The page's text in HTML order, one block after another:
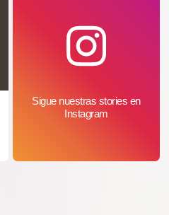
Sigue nuestras stories en
Instagram